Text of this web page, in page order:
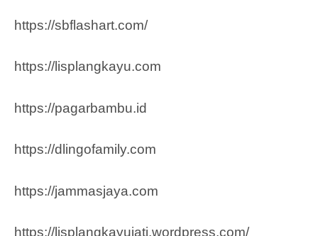
https://sbflashart.com/
https://lisplangkayu.com
https://pagarbambu.id
https://dlingofamily.com
https://jammasjaya.com
https://lisplangkayujati.wordpress.com/